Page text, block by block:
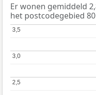
Er wonen gemiddeld
het postcodegebied
2,5
2,5
3,0
3,0
3,5
3,5